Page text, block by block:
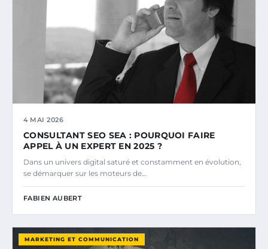
4 MAI 2026
CONSULTANT SEO SEA : POURQUOI FAIRE
APPEL À UN EXPERT EN 2025 ?
Dans un univers digital saturé et constamment en évolution,
se démarquer sur les moteurs de…
FABIEN AUBERT
MARKETING ET COMMUNICATION